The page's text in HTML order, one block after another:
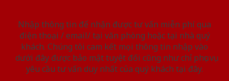
Nhập thông tin để nhận được tư vấn miễn phí qua
điện thoại / email/ tại văn phòng hoặc tại nhà quý
khách. Chúng tôi cam kết mọi thông tin nhập vào
dưới đây được bảo mật tuyệt đối cũng như chỉ phục vụ
yêu cầu tư vấn duy nhất của quý khách tại đây.